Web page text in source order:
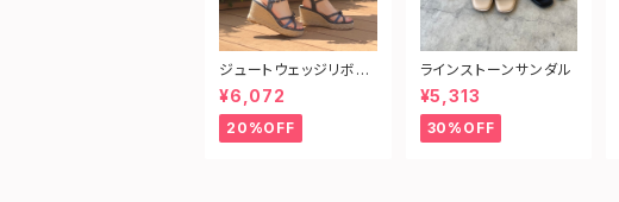
ジュートウェッジリボン
サンダル
¥6,072
20%OFF
ラインストーンサンダル
¥5,313
30%OFF